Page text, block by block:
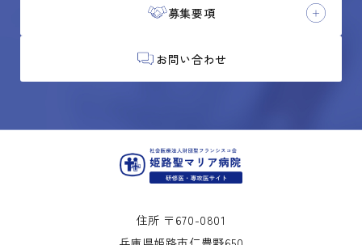
募集要項
お問い合わせ
住所 〒670-0801